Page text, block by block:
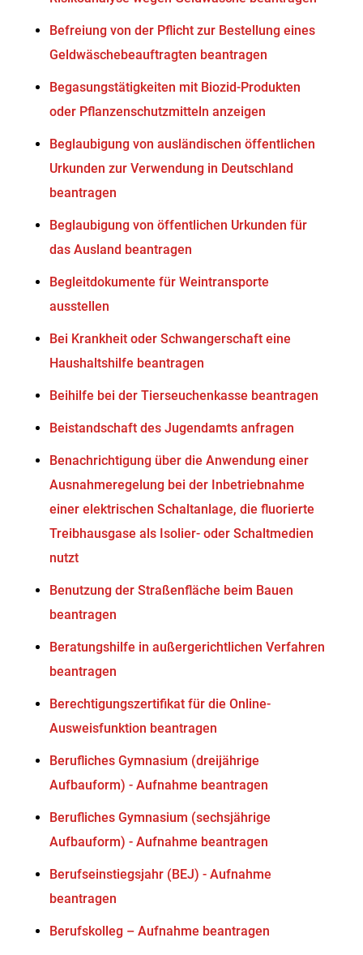
Befreiung von der Pflicht zur Bestellung eines
Geldwäschebeauftragten beantragen
Begasungstätigkeiten mit Biozid-Produkten
oder Pflanzenschutzmitteln anzeigen
Beglaubigung von ausländischen öffentlichen
Urkunden zur Verwendung in Deutschland
beantragen
Beglaubigung von öffentlichen Urkunden für
das Ausland beantragen
Begleitdokumente für Weintransporte
ausstellen
Bei Krankheit oder Schwangerschaft eine
Haushaltshilfe beantragen
Beihilfe bei der Tierseuchenkasse beantragen
Beistandschaft des Jugendamts anfragen
Benachrichtigung über die Anwendung einer
Ausnahmeregelung bei der Inbetriebnahme
einer elektrischen Schaltanlage, die fluorierte
Treibhausgase als Isolier- oder Schaltmedien
nutzt
Benutzung der Straßenfläche beim Bauen
beantragen
Beratungshilfe in außergerichtlichen Verfahren
beantragen
Berechtigungszertifikat für die Online-
Ausweisfunktion beantragen
Berufliches Gymnasium (dreijährige
Aufbauform) - Aufnahme beantragen
Berufliches Gymnasium (sechsjährige
Aufbauform) - Aufnahme beantragen
Berufseinstiegsjahr (BEJ) - Aufnahme
beantragen
Berufskolleg – Aufnahme beantragen